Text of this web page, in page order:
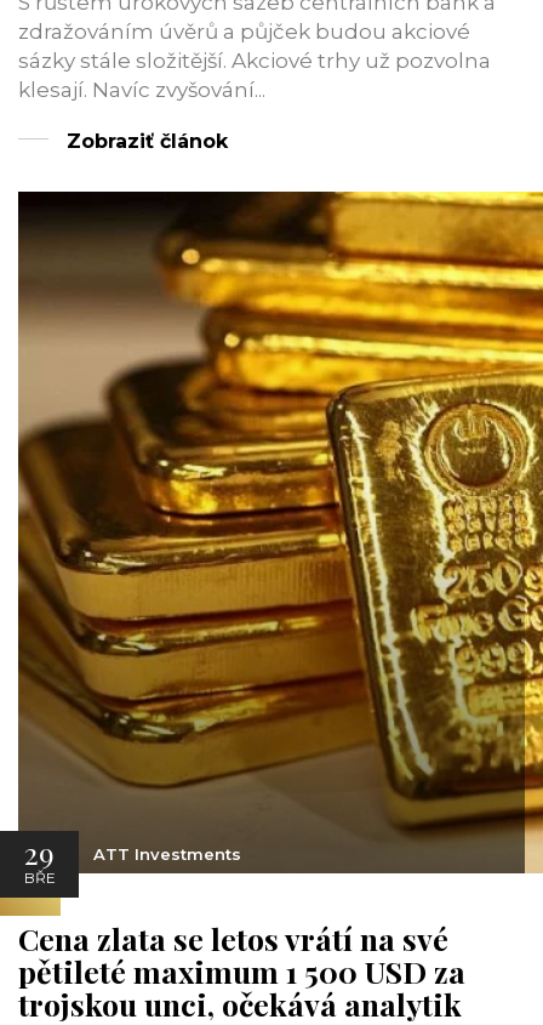
zdražováním úvěrů a půjček budou akciové
sázky stále složitější. Akciové trhy už pozvolna
klesají. Navíc zvyšování...
Zobraziť článok
29
BŘE
ATT Investments
Cena zlata se letos vrátí na své
pětileté maximum 1 500 USD za
trojskou unci, očekává analytik